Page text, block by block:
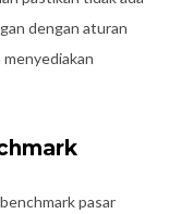
dengan aturan
pasar